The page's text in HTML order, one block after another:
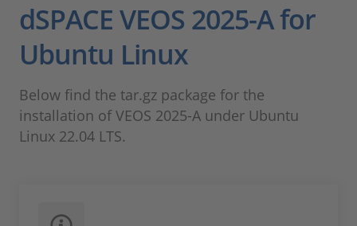
Magazine
Société
Carrières
dSPACE VEOS 2025-A for
Ubuntu Linux
Below find the tar.gz package for the
installation of VEOS 2025-A under Ubuntu
Linux 22.04 LTS.